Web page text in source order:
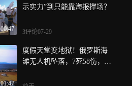
00:47
示实力”到只能靠海报撑场？
3评论07-29
01:47
度假天堂变地狱！俄罗斯海
滩无人机坠落，7死58伤，爆